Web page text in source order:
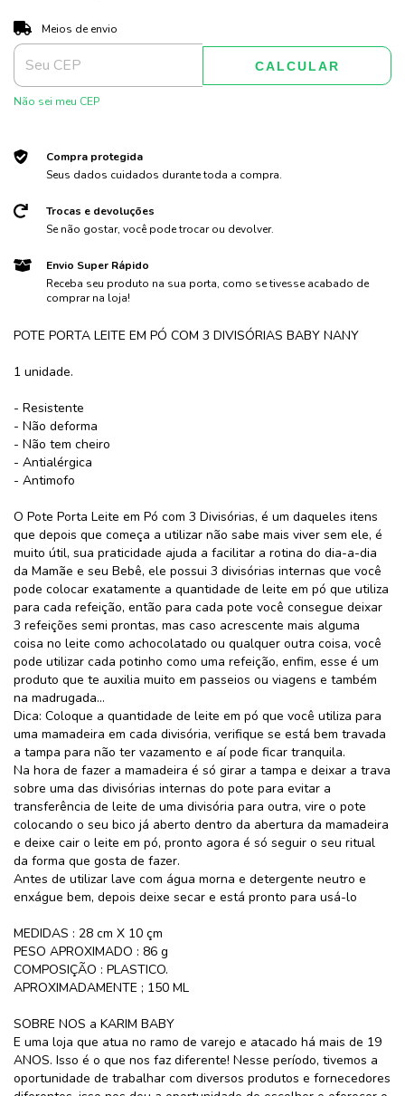
Entregas para o CEP:
Meios de envio
CALCULAR
Não sei meu CEP
Compra protegida
Seus dados cuidados durante toda a compra.
Trocas e devoluções
Se não gostar, você pode trocar ou devolver.
Envio Super Rápido
Receba seu produto na sua porta, como se tivesse acabado de
comprar na loja!
POTE PORTA LEITE EM PÓ COM 3 DIVISÓRIAS BABY NANY
1 unidade.
- Resistente
- Não deforma
- Não tem cheiro
- Antialérgica
- Antimofo
O Pote Porta Leite em Pó com 3 Divisórias, é um daqueles itens
que depois que começa a utilizar não sabe mais viver sem ele, é
muito útil, sua praticidade ajuda a facilitar a rotina do dia-a-dia
da Mamãe e seu Bebê, ele possui 3 divisórias internas que você
pode colocar exatamente a quantidade de leite em pó que utiliza
para cada refeição, então para cada pote você consegue deixar
3 refeições semi prontas, mas caso acrescente mais alguma
coisa no leite como achocolatado ou qualquer outra coisa, você
pode utilizar cada potinho como uma refeição, enfim, esse é um
produto que te auxilia muito em passeios ou viagens e também
na madrugada...
Dica: Coloque a quantidade de leite em pó que você utiliza para
uma mamadeira em cada divisória, verifique se está bem travada
a tampa para não ter vazamento e aí pode ficar tranquila.
Na hora de fazer a mamadeira é só girar a tampa e deixar a trava
sobre uma das divisórias internas do pote para evitar a
transferência de leite de uma divisória para outra, vire o pote
colocando o seu bico já aberto dentro da abertura da mamadeira
e deixe cair o leite em pó, pronto agora é só seguir o seu ritual
da forma que gosta de fazer.
Antes de utilizar lave com água morna e detergente neutro e
enxágue bem, depois deixe secar e está pronto para usá-lo
MEDIDAS : 28 cm X 10 çm
PESO APROXIMADO : 86 g
COMPOSIÇÃO : PLASTICO.
APROXIMADAMENTE ; 150 ML
SOBRE NOS a KARIM BABY
E uma loja que atua no ramo de varejo e atacado há mais de 19
ANOS. Isso é o que nos faz diferente! Nesse período, tivemos a
oportunidade de trabalhar com diversos produtos e fornecedores